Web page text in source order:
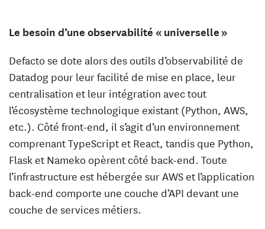
Le besoin d’une observabilité « universelle »
Defacto se dote alors des outils d’observabilité de
Datadog pour leur facilité de mise en place, leur
centralisation et leur intégration avec tout
l’écosystème technologique existant (Python, AWS,
etc.). Côté front-end, il s’agit d’un environnement
comprenant TypeScript et React, tandis que Python,
Flask et Nameko opèrent côté back-end. Toute
l’infrastructure est hébergée sur AWS et l’application
back-end comporte une couche d’API devant une
couche de services métiers.